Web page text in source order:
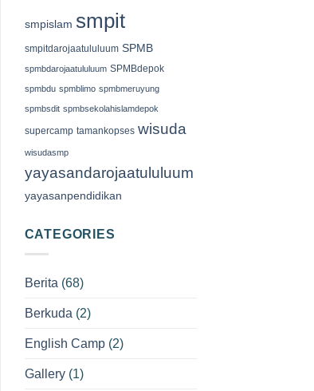
smpislam smpit
smpitdarojaatululuum SPMB
spmbdarojaatululuum SPMBdepok
spmbdu spmblimo spmbmeruyung
spmbsdit spmbsekolahislamdepok
supercamp tamankopses wisuda
wisudasmp
yayasandarojaatululuum
yayasanpendidikan
CATEGORIES
Berita (68)
Berkuda (2)
English Camp(2)
Gallery(1)